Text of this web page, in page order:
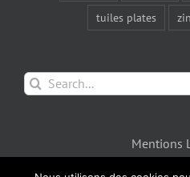
tuiles plates
Search
for:
Mentions